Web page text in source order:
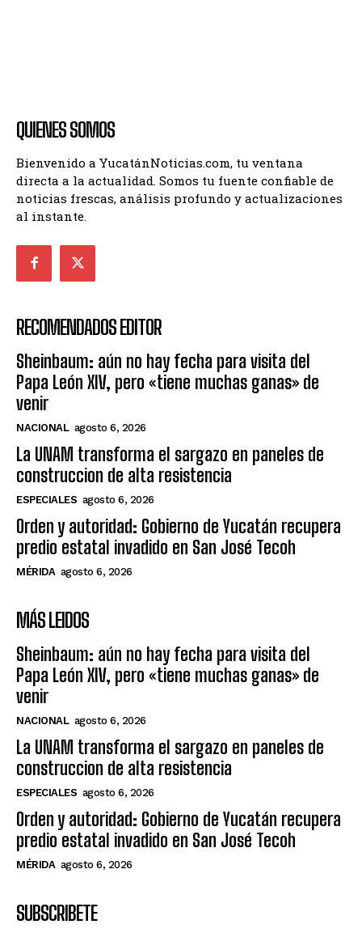
QUIENES SOMOS
Bienvenido a YucatánNoticias.com, tu ventana
directa a la actualidad. Somos tu fuente confiable de
noticias frescas, análisis profundo y actualizaciones
al instante.
RECOMENDADOS EDITOR
Sheinbaum: aún no hay fecha para visita del
Papa León XIV, pero «tiene muchas ganas» de
venir
NACIONAL agosto 6, 2026
La UNAM transforma el sargazo en paneles de
construccion de alta resistencia
ESPECIALES agosto 6, 2026
Orden y autoridad: Gobierno de Yucatán recupera
predio estatal invadido en San José Tecoh
MÉRIDA agosto 6, 2026
MÁS LEIDOS
Sheinbaum: aún no hay fecha para visita del
Papa León XIV, pero «tiene muchas ganas» de
venir
NACIONAL agosto 6, 2026
La UNAM transforma el sargazo en paneles de
construccion de alta resistencia
ESPECIALES agosto 6, 2026
Orden y autoridad: Gobierno de Yucatán recupera
predio estatal invadido en San José Tecoh
MÉRIDA agosto 6, 2026
SUBSCRIBETE